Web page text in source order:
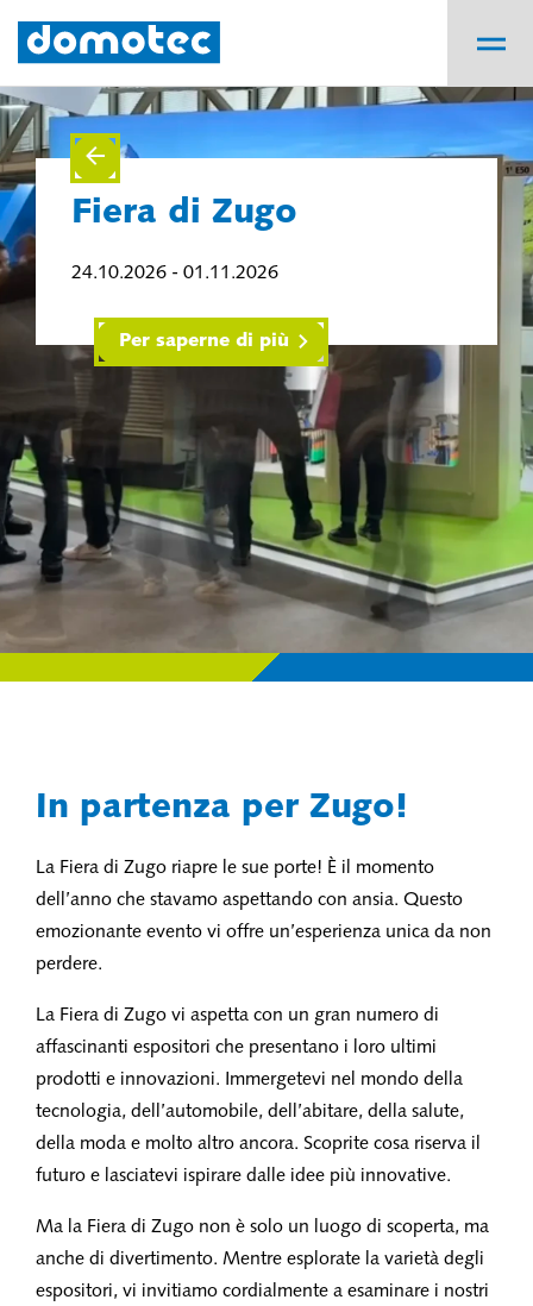
Fiera di Zugo
24.10.2026 - 01.11.2026
Per saperne di più
In partenza per Zugo!
La Fiera di Zugo riapre le sue porte! È il momento
dell’anno che stavamo aspettando con ansia. Questo
emozionante evento vi offre un’esperienza unica da non
perdere.
La Fiera di Zugo vi aspetta con un gran numero di
affascinanti espositori che presentano i loro ultimi
prodotti e innovazioni. Immergetevi nel mondo della
tecnologia, dell’automobile, dell’abitare, della salute,
della moda e molto altro ancora. Scoprite cosa riserva il
futuro e lasciatevi ispirare dalle idee più innovative.
Ma la Fiera di Zugo non è solo un luogo di scoperta, ma
anche di divertimento. Mentre esplorate la varietà degli
espositori, vi invitiamo cordialmente a esaminare i nostri